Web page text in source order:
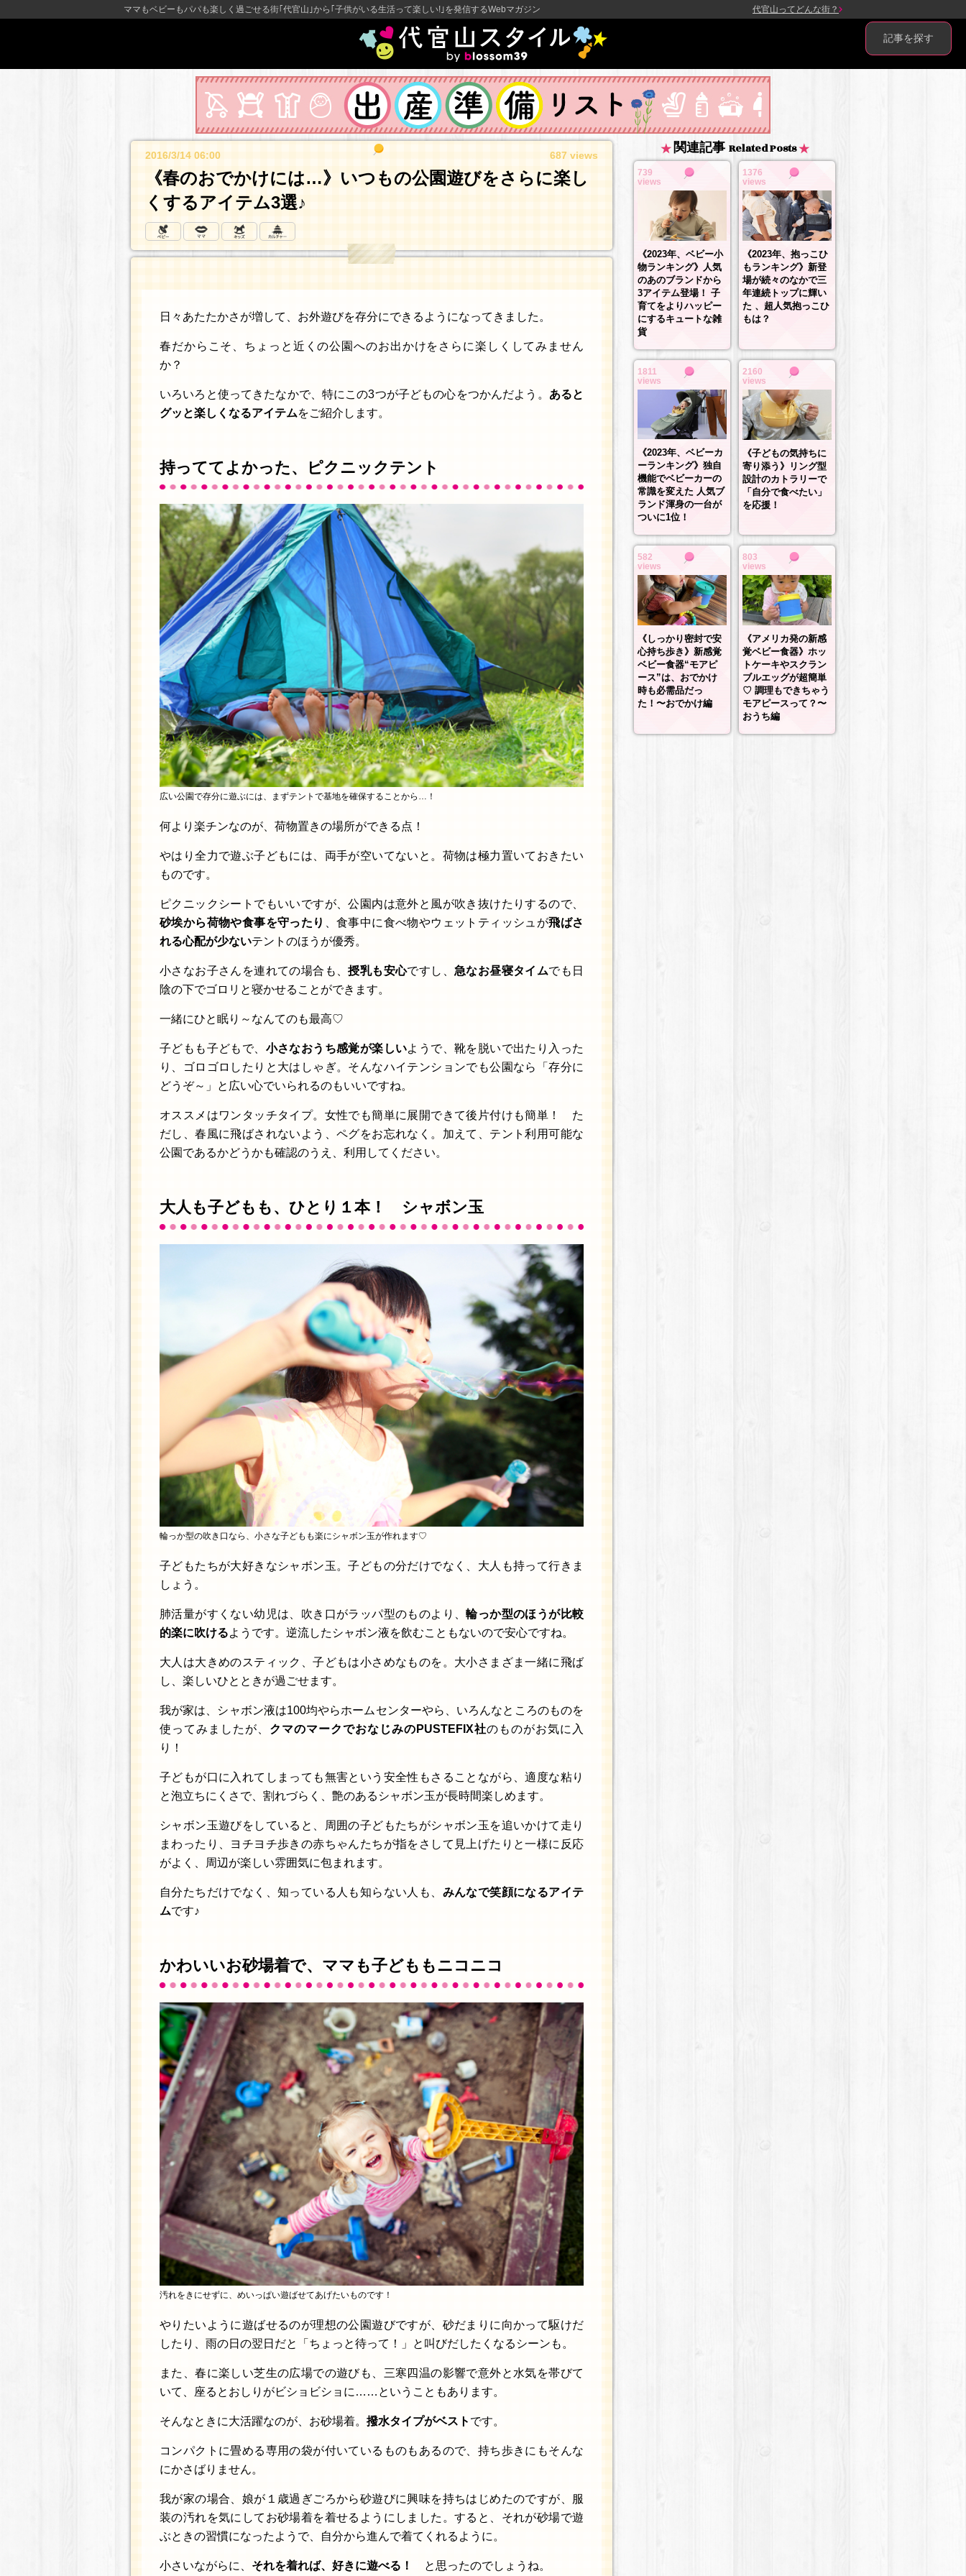
ママもベビーもパパも楽しく過ごせる街｢代官山｣から｢子供がいる生活って楽しい!｣を発信するWebマガジン 代官山ってどんな街？
2016/3/14 06:00 687 views
《春のおでかけには…》いつもの公園遊びをさらに楽し
くするアイテム3選♪
日々あたたかさが増して、お外遊びを存分にできるようになってきました。
春だからこそ、ちょっと近くの公園へのお出かけをさらに楽しくしてみません
か？
いろいろと使ってきたなかで、特にこの3つが子どもの心をつかんだよう。 あると
グッと楽しくなるアイテムをご紹介します。
持っててよかった、ピクニックテント
広い公園で存分に遊ぶには、まずテントで基地を確保することから…！
何より楽チンなのが、荷物置きの場所ができる点！
やはり全力で遊ぶ子どもには、両手が空いてないと。荷物は極力置いておきたい
ものです。
ピクニックシートでもいいですが、公園内は意外と風が吹き抜けたりするので、
砂埃から荷物や食事を守ったり 、食事中に食べ物やウェットティッシュが飛ばさ
れる心配が少ないテントのほうが優秀。
小さなお子さんを連れての場合も、授乳も安心ですし、急なお昼寝タイムでも日
陰の下でゴロリと寝かせることができます。
一緒にひと眠り～なんてのも最高♡
子どもも子どもで、 小さなおうち感覚が楽しいようで、靴を脱いで出たり入った
り、ゴロゴロしたりと大はしゃぎ。そんなハイテンションでも公園なら「存分に
どうぞ～」と広い心でいられるのもいいですね。
オススメはワンタッチタイプ。女性でも簡単に展開できて後片付けも簡単！ た
だし、春風に飛ばされないよう、ペグをお忘れなく。加えて、テント利用可能な
公園であるかどうかも確認のうえ、利用してください。
大人も子どもも、ひとり１本！ シャボン玉
輪っか型の吹き口なら、小さな子どもも楽にシャボン玉が作れます♡
子どもたちが大好きなシャボン玉。子どもの分だけでなく、大人も持って行きま
しょう。
肺活量がすくない幼児は、吹き口がラッパ型のものより、輪っか型のほうが比較
的楽に吹けるようです。逆流したシャボン液を飲むこともないので安心ですね。
大人は大きめのスティック、子どもは小さめなものを。大小さまざま一緒に飛ば
し、楽しいひとときが過ごせます。
我が家は、シャボン液は100均やらホームセンターやら、いろんなところのものを
使ってみましたが、 クマのマークでおなじみのPUSTEFIX社のものがお気に入
り！
子どもが口に入れてしまっても無害という安全性もさることながら、適度な粘り
と泡立ちにくさで、割れづらく、艶のあるシャボン玉が長時間楽しめます。
シャボン玉遊びをしていると、周囲の子どもたちがシャボン玉を追いかけて走り
まわったり、ヨチヨチ歩きの赤ちゃんたちが指をさして見上げたりと一様に反応
がよく、周辺が楽しい雰囲気に包まれます。
自分たちだけでなく、知っている人も知らない人も、 みんなで笑顔になるアイテ
ムです♪
かわいいお砂場着で、ママも子どももニコニコ
汚れをきにせずに、めいっぱい遊ばせてあげたいものです！
やりたいように遊ばせるのが理想の公園遊びですが、砂だまりに向かって駆けだ
したり、雨の日の翌日だと「ちょっと待って！」と叫びだしたくなるシーンも。
また、春に楽しい芝生の広場での遊びも、三寒四温の影響で意外と水気を帯びて
いて、座るとおしりがビショビショに……ということもあります。
そんなときに大活躍なのが、お砂場着。 撥水タイプがベスト です。
コンパクトに畳める専用の袋が付いているものもあるので、持ち歩きにもそんな
にかさばりません。
我が家の場合、娘が１歳過ぎごろから砂遊びに興味を持ちはじめたのですが、服
装の汚れを気にしてお砂場着を着せるようにしました。すると、それが砂場で遊
ぶときの習慣になったようで、自分から進んで着てくれるように。
小さいながらに、 それを着れば、好きに遊べる！ と思ったのでしょうね。
関連記事 Related Posts
739
views
《2023年、ベビー小
物ランキング》人気
のあのブランドから
3アイテム登場！ 子
育てをよりハッピー
にするキュートな雑
貨
1376
views
《2023年、抱っこひ
もランキング》新登
場が続々のなかで三
年連続トップに輝い
た 、超人気抱っこひ
もは？
1811
views
《2023年、ベビーカ
ーランキング》独自
機能でベビーカーの
常識を変えた 人気ブ
ランド渾身の一台が
ついに1位！
2160
views
《子どもの気持ちに
寄り添う》リング型
設計のカトラリーで
「自分で食べたい」
を応援！
582
views
《しっかり密封で安
心持ち歩き》新感覚
ベビー食器“モアピ
ース”は、おでかけ
時も必需品だっ
た！〜おでかけ編
803
views
《アメリカ発の新感
覚ベビー食器》ホッ
トケーキやスクラン
ブルエッグが超簡単
♡ 調理もできちゃう
モアピースって？〜
おうち編
記事を探す